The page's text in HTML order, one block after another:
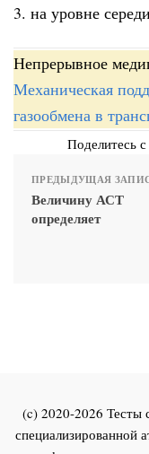
3. на уровне
Непрерывное
Механическая
газообмена в
Поделитесь
ПРЕДЫДУЩАЯ
Величину АСТ
определяет
(c) 2020-2026 Тесты
специализированной